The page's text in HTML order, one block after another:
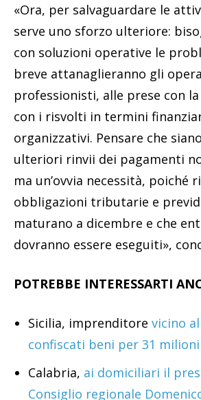
«Ora, per salvaguardare le
serve uno sforzo ulteriore:
con soluzioni operative le
breve attanaglieranno gli
professionisti, alle prese con
con i risvolti in termini
organizzativi. Pensare che
ulteriori rinvii dei pagamenti
ma un’ovvia necessità, poiché
obbligazioni tributarie e
maturano a dicembre e che
dovranno essere eseguiti»,
POTREBBE INTERESSARTI
Sicilia, imprenditore vicino
confiscati beni per 31
Calabria, ai domiciliari il
Consiglio regionale